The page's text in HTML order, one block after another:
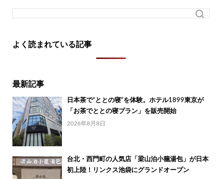
よく読まれている記事
最新記事
日本茶で“ととの寝”を体験。ホテル1899東京が
「お茶でととの寝プラン」を販売開始
2026年8月8日
台北・西門町の人気店「梁山泊小籠湯包」が日本
初上陸！リンクス池袋にグランドオープン